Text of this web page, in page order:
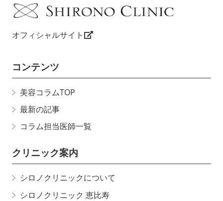
オフィシャルサイト
コンテンツ
美容コラムTOP
最新の記事
コラム担当医師一覧
クリニック案内
シロノクリニックについて
シロノクリニック 恵比寿